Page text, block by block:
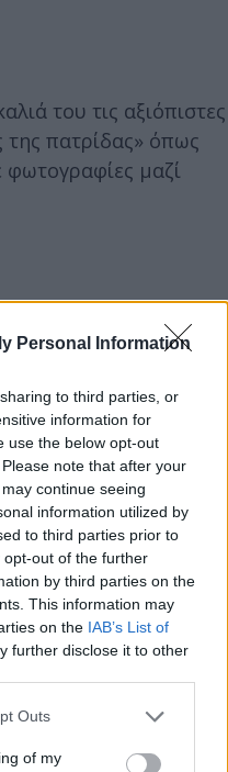
Personal Information
to third parties, or
information for
use the below opt-out
note that after your
continue seeing
information utilized by
to third parties prior to
out of the further
by third parties on the
This information may
on the IAB’s List of
further disclose it to other
one or more Google
You may click to
Outs
of my
του τις αξιόπιστες
της πατρίδας» όπως
φωτογραφίες μαζί